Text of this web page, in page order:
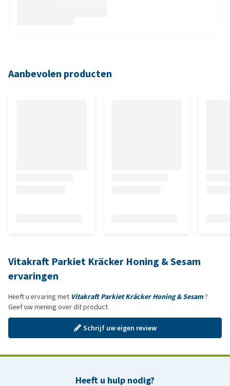
Aanbevolen producten
Vitakraft Parkiet Kräcker Honing & Sesam
ervaringen
Heeft u ervaring met Vitakraft Parkiet Kräcker Honing & Sesam?
Geef uw mening over dit product
Schrijf uw eigen review
Heeft u hulp nodig?